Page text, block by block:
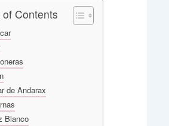
of Contents
de Andarax
Blanco